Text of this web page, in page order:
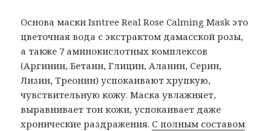
Основа маски Isntree Real Rose Calming Mask это
цветочная вода с экстрактом дамасской розы,
а также 7 аминокислотных комплексов
(Аргинин, Бетаин, Глицин, Аланин, Серин,
Лизин, Треонин) успокаивают хрупкую,
чувствительную кожу. Маска увлажняет,
выравнивает тон кожи, успокаивает даже
хронические раздражения. С полным составом